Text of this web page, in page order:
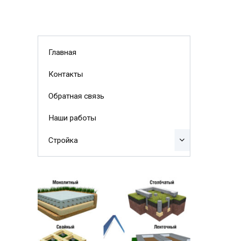
Главная
Контакты
Обратная связь
Наши работы
Стройка